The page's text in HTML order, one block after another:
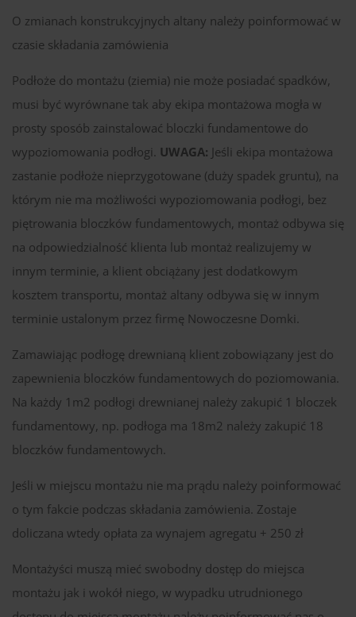
O zmianach konstrukcyjnych altany należy poinformować w
czasie składania zamówienia
Podłoże do montażu (ziemia) nie może posiadać spadków,
musi być wyrównane tak aby ekipa montażowa mogła w
prosty sposób zainstalować bloczki fundamentowe do
wypoziomowania podłogi. UWAGA: Jeśli ekipa montażowa
zastanie podłoże nieprzygotowane (duży spadek gruntu), na
którym nie ma możliwości wypoziomowania podłogi, bez
piętrowania bloczków fundamentowych, montaż odbywa się
na odpowiedzialność klienta lub montaż realizujemy w
innym terminie, a klient obciążany jest dodatkowym
kosztem transportu, montaż altany odbywa się w innym
terminie ustalonym przez firmę Nowoczesne Domki.
Zamawiając podłogę drewnianą klient zobowiązany jest do
zapewnienia bloczków fundamentowych do poziomowania.
Na każdy 1m2 podłogi drewnianej należy zakupić 1 bloczek
fundamentowy, np. podłoga ma 18m2 należy zakupić 18
bloczków fundamentowych.
Jeśli w miejscu montażu nie ma prądu należy poinformować
o tym fakcie podczas składania zamówienia. Zostaje
doliczana wtedy opłata za wynajem agregatu + 250 zł
Montażyści muszą mieć swobodny dostęp do miejsca
montażu jak i wokół niego, w wypadku utrudnionego